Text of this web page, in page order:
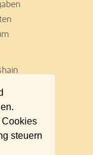
Cookies
steuern